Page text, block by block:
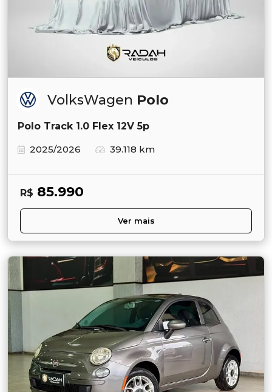
VolksWagen Polo
Polo Track 1.0 Flex 12V 5p
2025/2026
39.118 km
R$ 85.990
Ver mais